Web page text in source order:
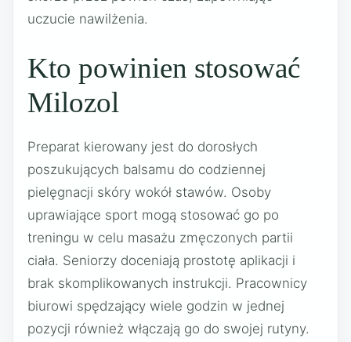
uczucie nawilżenia.
Kto powinien stosować
Milozol
Preparat kierowany jest do dorosłych
poszukujących balsamu do codziennej
pielęgnacji skóry wokół stawów. Osoby
uprawiające sport mogą stosować go po
treningu w celu masażu zmęczonych partii
ciała. Seniorzy doceniają prostotę aplikacji i
brak skomplikowanych instrukcji. Pracownicy
biurowi spędzający wiele godzin w jednej
pozycji również włączają go do swojej rutyny.